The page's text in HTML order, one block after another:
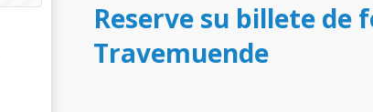
Reserve su billete de
Travemuende